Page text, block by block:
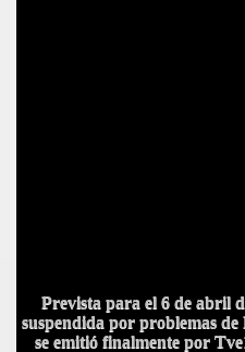
Prevista para el 6 de abril
suspendida por problemas
se emitió finalmente por